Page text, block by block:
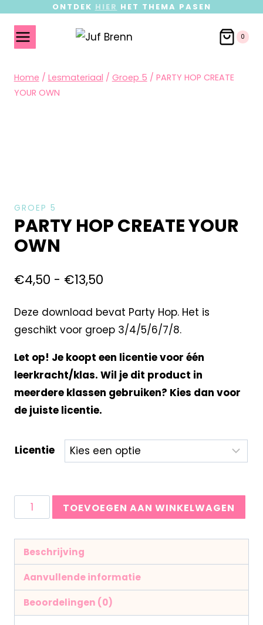
ONTDEK HIER HET THEMA PASEN
0
Home / Lesmateriaal / Groep 5 / PARTY HOP CREATE
YOUR OWN
GROEP 5
PARTY HOP CREATE YOUR
OWN
€4,50 - €13,50
Deze download bevat Party Hop. Het is
geschikt voor groep 3/4/5/6/7/8.
Let op! Je koopt een licentie voor één
leerkracht/klas. Wil je dit product in
meerdere klassen gebruiken? Kies dan voor
de juiste licentie.
Licentie
TOEVOEGEN AAN WINKELWAGEN
Beschrijving
Aanvullende informatie
Beoordelingen (0)